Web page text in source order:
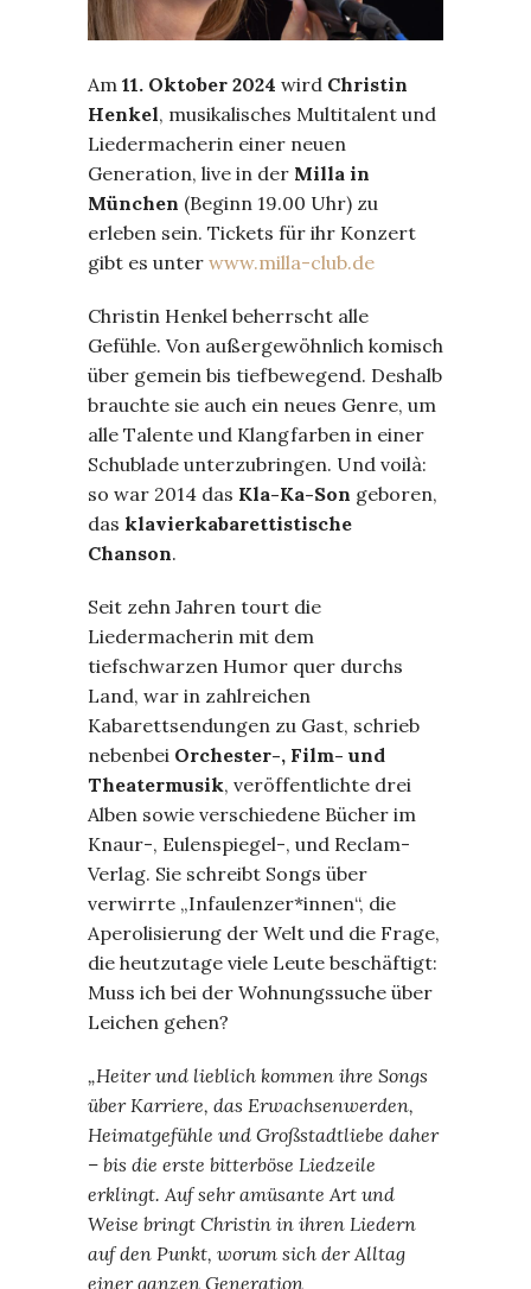
Am 11. Oktober 2024 wird Christin
Henkel, musikalisches Multitalent und
Liedermacherin einer neuen
Generation, live in der Milla in
München (Beginn 19.00 Uhr) zu
erleben sein. Tickets für ihr Konzert
gibt es unter www.milla-club.de
Christin Henkel beherrscht alle
Gefühle. Von außergewöhnlich komisch
über gemein bis tiefbewegend. Deshalb
brauchte sie auch ein neues Genre, um
alle Talente und Klangfarben in einer
Schublade unterzubringen. Und voilà:
so war 2014 das Kla-Ka-Son geboren,
das klavierkabarettistische
Chanson.
Seit zehn Jahren tourt die
Liedermacherin mit dem
tiefschwarzen Humor quer durchs
Land, war in zahlreichen
Kabarettsendungen zu Gast, schrieb
nebenbei Orchester-, Film- und
Theatermusik, veröffentlichte drei
Alben sowie verschiedene Bücher im
Knaur-, Eulenspiegel-, und Reclam-
Verlag. Sie schreibt Songs über
verwirrte „Infaulenzer*innen“, die
Aperolisierung der Welt und die Frage,
die heutzutage viele Leute beschäftigt:
Muss ich bei der Wohnungssuche über
Leichen gehen?
„Heiter und lieblich kommen ihre Songs
über Karriere, das Erwachsenwerden,
Heimatgefühle und Großstadtliebe daher
– bis die erste bitterböse Liedzeile
erklingt. Auf sehr amüsante Art und
Weise bringt Christin in ihren Liedern
auf den Punkt, worum sich der Alltag
einer ganzen Generation